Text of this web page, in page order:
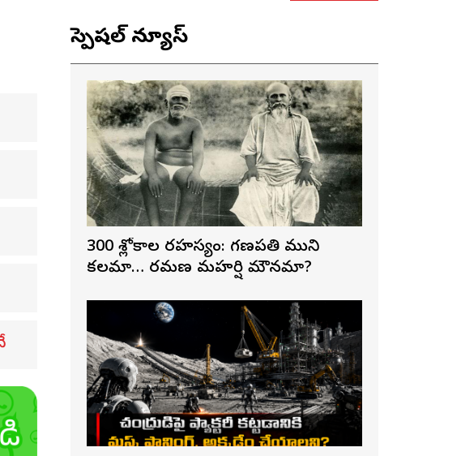
స్పెషల్ న్యూస్
300 శ్లోకాల రహస్యం: గణపతి ముని
కలమా… రమణ మహర్షి మౌనమా?